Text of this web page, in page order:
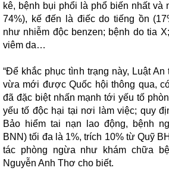
kê, bệnh bụi phổi là phổ biến nhất và
74%), kế đến là điếc do tiếng ồn
như nhiễm độc benzen; bệnh do tia
viêm da…
“Để khắc phục tình trạng này, Luật
vừa mới được Quốc hội thông qua,
đã đặc biệt nhấn mạnh tới yếu tố
yếu tố độc hại tại nơi làm việc; quy
Bảo hiểm tai nạn lao động, bệnh
BNN) tối đa là 1%, trích 10% từ Quỹ
tác phòng ngừa như khám chữa
Nguyễn Anh Thơ cho biết.